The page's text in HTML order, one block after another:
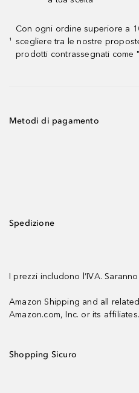
¹
Con ogni ordine superiore a
scegliere tra le nostre
prodotti contrassegnati come
Metodi di pagamento
Spedizione
I prezzi includono l’IVA.
Amazon Shipping and all
Amazon.com, Inc. or its affiliates.
Shopping Sicuro